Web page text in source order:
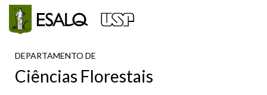
Pular para o conteúdo principal
DEPARTAMENTO DE
Ciências Florestais